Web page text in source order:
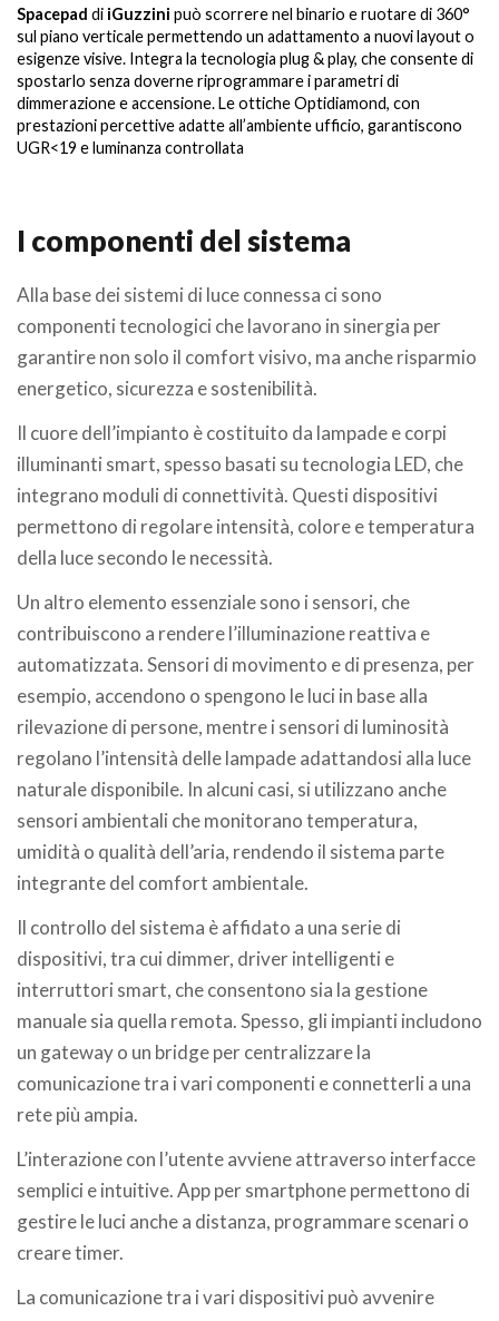
Spacepad di iGuzzini può scorrere nel binario e ruotare di 360°
sul piano verticale permettendo un adattamento a nuovi layout o
esigenze visive. Integra la tecnologia plug & play, che consente di
spostarlo senza doverne riprogrammare i parametri di
dimmerazione e accensione. Le ottiche Optidiamond, con
prestazioni percettive adatte all’ambiente ufficio, garantiscono
UGR<19 e luminanza controllata
I componenti del sistema
Alla base dei sistemi di luce connessa ci sono
componenti tecnologici che lavorano in sinergia per
garantire non solo il comfort visivo, ma anche risparmio
energetico, sicurezza e sostenibilità.
Il cuore dell’impianto è costituito da lampade e corpi
illuminanti smart, spesso basati su tecnologia LED, che
integrano moduli di connettività. Questi dispositivi
permettono di regolare intensità, colore e temperatura
della luce secondo le necessità.
Un altro elemento essenziale sono i sensori, che
contribuiscono a rendere l’illuminazione reattiva e
automatizzata. Sensori di movimento e di presenza, per
esempio, accendono o spengono le luci in base alla
rilevazione di persone, mentre i sensori di luminosità
regolano l’intensità delle lampade adattandosi alla luce
naturale disponibile. In alcuni casi, si utilizzano anche
sensori ambientali che monitorano temperatura,
umidità o qualità dell’aria, rendendo il sistema parte
integrante del comfort ambientale.
Il controllo del sistema è affidato a una serie di
dispositivi, tra cui dimmer, driver intelligenti e
interruttori smart, che consentono sia la gestione
manuale sia quella remota. Spesso, gli impianti includono
un gateway o un bridge per centralizzare la
comunicazione tra i vari componenti e connetterli a una
rete più ampia.
L’interazione con l’utente avviene attraverso interfacce
semplici e intuitive. App per smartphone permettono di
gestire le luci anche a distanza, programmare scenari o
creare timer.
La comunicazione tra i vari dispositivi può avvenire